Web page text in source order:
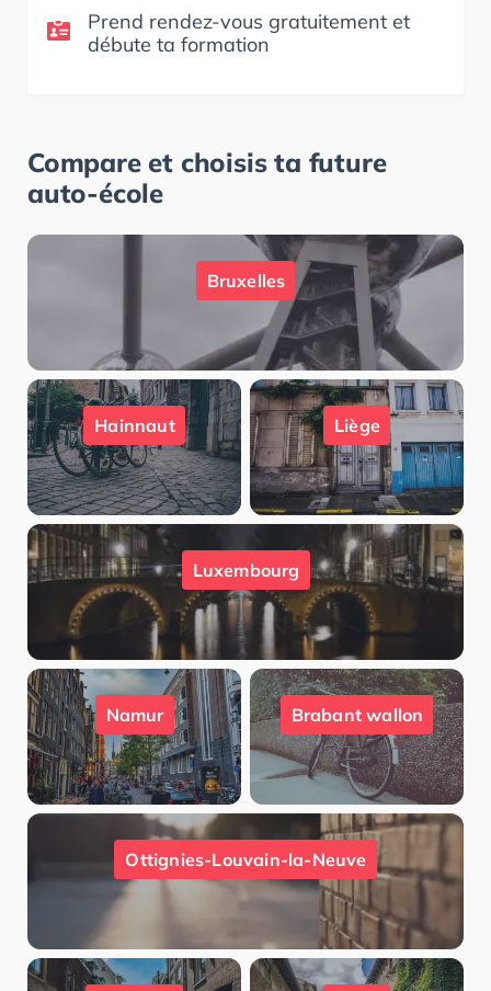
Prend rendez-vous gratuitement et
débute ta formation
Compare et choisis ta future
auto-école
Bruxelles
Hainnaut Liège
Luxembourg
Namur Brabant wallon
Ottignies-Louvain-la-Neuve